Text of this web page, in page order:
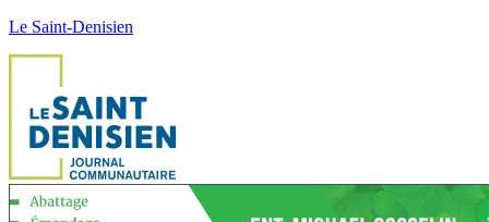
Le Saint-Denisien